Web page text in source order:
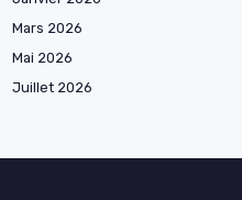
Mars 2026
Mai 2026
Juillet 2026